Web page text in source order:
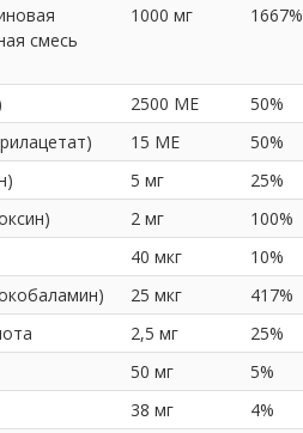
смесь
1000 мг 1667%
2500 МЕ
50%
15 МЕ
50%
5 мг
25%
2 мг
100%
40 мкг
10%
25 мкг
417%
2,5 мг
25%
50 мг
5%
38 мг
4%